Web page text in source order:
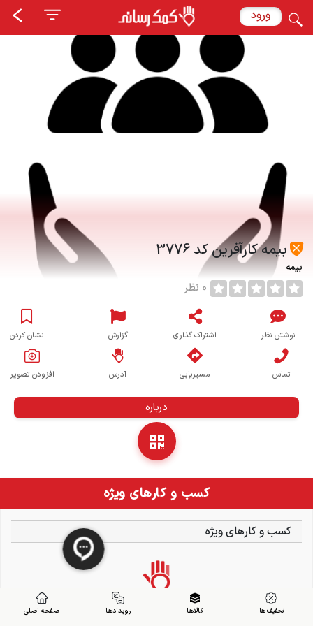
ورود
بیمه کارآفرین کد 3776
بیمه
0 نظر
نوشتن نظر اشتراک گذاری گزارش نشان کردن
تماس مسیریابی آدرس افزودن تصویر
درباره
کسب و کارهای ویژه
کسب و کارهای ویژه
تخفیف ها کالاها رویدادها صفحه اصلی